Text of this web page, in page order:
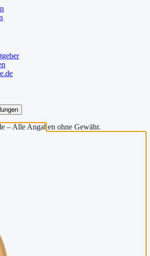
– Alle Angaben ohne Gewähr.